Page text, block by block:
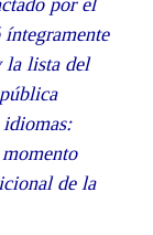
la lista del
de la